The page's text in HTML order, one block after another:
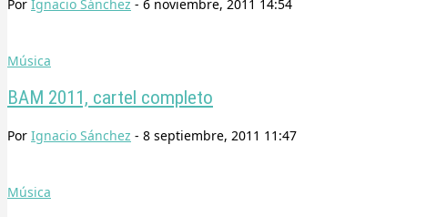
Por Ignacio Sánchez - 6 noviembre, 2011 14:54
Música
BAM 2011, cartel completo
Por Ignacio Sánchez - 8 septiembre, 2011 11:47
Música